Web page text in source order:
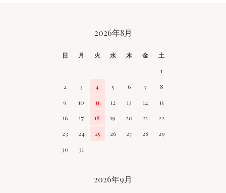
2026年8月
日 月 火 水 木 金
土
1
2
3 4 5 6 7
8
9
10 11 12 13 14
15
16
17 18 19 20 21
22
23
24 25 26 27 28
29
30
31
2026年9月